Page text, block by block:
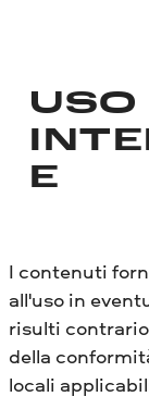
USO
E
I contenuti
all'uso in
risulti
della
locali